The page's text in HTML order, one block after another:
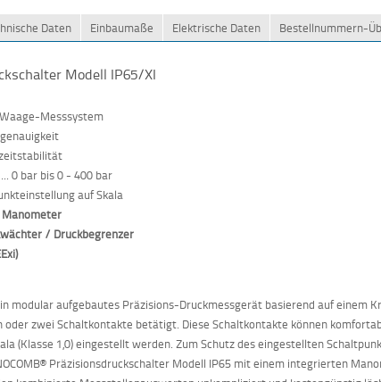
Daten Einbaumaße Elektrische Daten Bestellnummern-
Modell IP65/XI
Messsystem
0 bar bis 0 - 400 bar
auf Skala
/ Druckbegrenzer
modular aufgebautes Präzisions-Druckmessgerät basierend auf einem
oder zwei Schaltkontakte betätigt. Diese Schaltkontakte können
(Klasse 1,0) eingestellt werden. Zum Schutz des eingestellten
Präzisionsdruckschalter Modell IP65 mit einem integrierten